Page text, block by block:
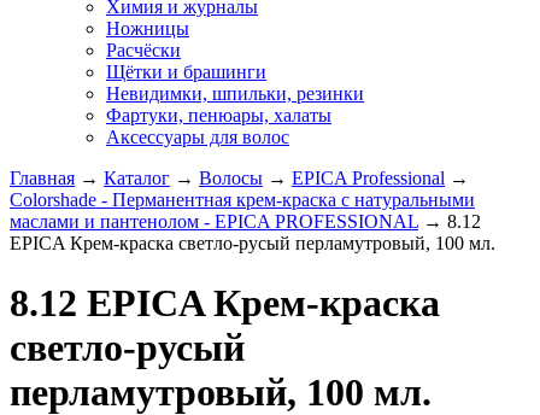
Химия и журналы
Ножницы
Расчёски
Щётки и брашинги
Невидимки, шпильки, резинки
Фартуки, пенюары, халаты
Аксессуары для волос
Главная → Каталог → Волосы → EPICA Professional →
Colorshade - Перманентная крем-краска с натуральными
маслами и пантенолом - EPICA PROFESSIONAL → 8.12
EPICA Крем-краска светло-русый перламутровый, 100 мл.
8.12 EPICA Крем-краска
светло-русый
перламутровый, 100 мл.